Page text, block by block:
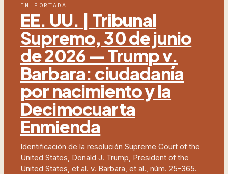
EN PORTADA
EE. UU. | Tribunal
Supremo, 30 de junio
de 2026 — Trump v.
Barbara: ciudadanía
por nacimiento y la
Decimocuarta
Enmienda
Identificación de la resolución Supreme Court of the
United States, Donald J. Trump, President of the
United States, et al. v. Barbara, et al., núm. 25-365.